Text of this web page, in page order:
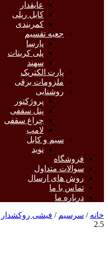
عایقدار
کابل ریلی
کمربندی
جعبه تقسیم
پارسا
پلی کربنات
سهند
پارت الکتریک
ملزومات برقی
روشنایی
پروژکتور
پنل سقفی
چراغ سقفی
لامپ
سیم و کابل
نوید
فروشگاه
سوالات متداول
روش های ارسال
تماس با ما
درباره ما
خانه / سرسیم / فیشی روکشدار
2.5